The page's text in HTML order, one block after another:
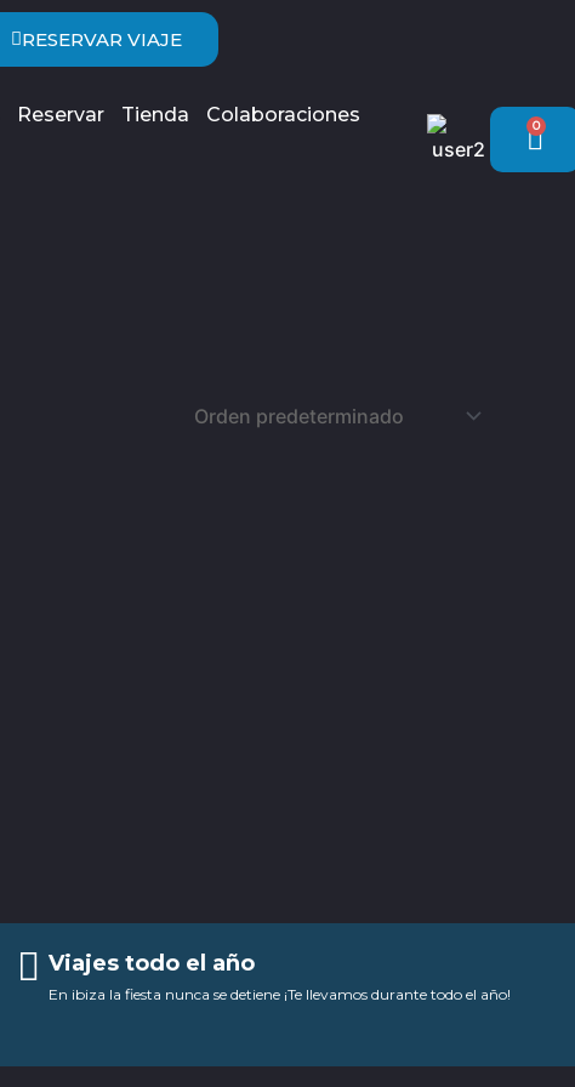
RESERVAR VIAJE
Reservar Tienda Colaboraciones 0
Viajes todo el año
En ibiza la fiesta nunca se detiene ¡Te llevamos durante todo el año!